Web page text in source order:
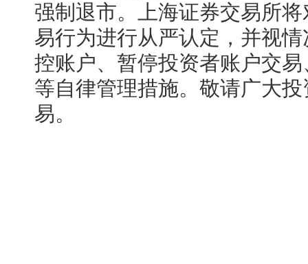
强制退市。 上海证券交易所
易行为进行从严认定，并视
控账户、暂停投资者账户交
等自律管理措施。敬请广大
易。